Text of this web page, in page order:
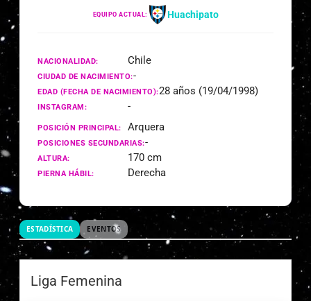
EQUIPO ACTUAL: Huachipato
NACIONALIDAD: Chile
CIUDAD DE NACIMIENTO:-
EDAD (FECHA DE NACIMIENTO):28 años (19/04/1998)
INSTAGRAM: -
POSICIÓN PRINCIPAL: Arquera
POSICIONES SECUNDARIAS:-
ALTURA: 170 cm
PIERNA HÁBIL: Derecha
ESTADÍSTICA EVENTOS
Liga Femenina